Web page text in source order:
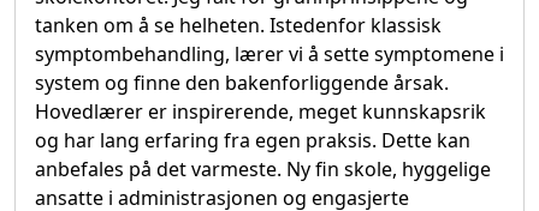
tanken om å se helheten. Istedenfor klassisk
symptombehandling, lærer vi å sette symptomene i
system og finne den bakenforliggende årsak.
Hovedlærer er inspirerende, meget kunnskapsrik
og har lang erfaring fra egen praksis. Dette kan
anbefales på det varmeste. Ny fin skole, hyggelige
ansatte i administrasjonen og engasjerte